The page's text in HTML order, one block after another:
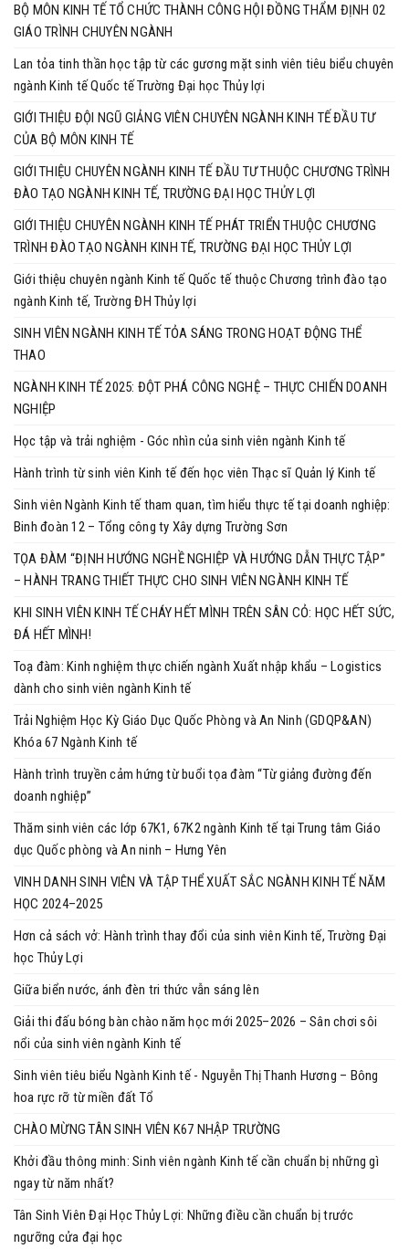
BỘ MÔN KINH TẾ TỔ CHỨC THÀNH CÔNG HỘI ĐỒNG THẨM ĐỊNH 02
GIÁO TRÌNH CHUYÊN NGÀNH
Lan tỏa tinh thần học tập từ các gương mặt sinh viên tiêu biểu chuyên
ngành Kinh tế Quốc tế Trường Đại học Thủy lợi
GIỚI THIỆU ĐỘI NGŨ GIẢNG VIÊN CHUYÊN NGÀNH KINH TẾ ĐẦU TƯ
CỦA BỘ MÔN KINH TẾ
GIỚI THIỆU CHUYÊN NGÀNH KINH TẾ ĐẦU TƯ THUỘC CHƯƠNG TRÌNH
ĐÀO TẠO NGÀNH KINH TẾ, TRƯỜNG ĐẠI HỌC THỦY LỢI
GIỚI THIỆU CHUYÊN NGÀNH KINH TẾ PHÁT TRIỂN THUỘC CHƯƠNG
TRÌNH ĐÀO TẠO NGÀNH KINH TẾ, TRƯỜNG ĐẠI HỌC THỦY LỢI
Giới thiệu chuyên ngành Kinh tế Quốc tế thuộc Chương trình đào tạo
ngành Kinh tế, Trường ĐH Thủy lợi
SINH VIÊN NGÀNH KINH TẾ TỎA SÁNG TRONG HOẠT ĐỘNG THỂ
THAO
NGÀNH KINH TẾ 2025: ĐỘT PHÁ CÔNG NGHỆ – THỰC CHIẾN DOANH
NGHIỆP
Học tập và trải nghiệm - Góc nhìn của sinh viên ngành Kinh tế
Hành trình từ sinh viên Kinh tế đến học viên Thạc sĩ Quản lý Kinh tế
Sinh viên Ngành Kinh tế tham quan, tìm hiểu thực tế tại doanh nghiệp:
Binh đoàn 12 – Tổng công ty Xây dựng Trường Sơn
TỌA ĐÀM “ĐỊNH HƯỚNG NGHỀ NGHIỆP VÀ HƯỚNG DẪN THỰC TẬP”
– HÀNH TRANG THIẾT THỰC CHO SINH VIÊN NGÀNH KINH TẾ
KHI SINH VIÊN KINH TẾ CHÁY HẾT MÌNH TRÊN SÂN CỎ: HỌC HẾT SỨC,
ĐÁ HẾT MÌNH!
Toạ đàm: Kinh nghiệm thực chiến ngành Xuất nhập khẩu – Logistics
dành cho sinh viên ngành Kinh tế
Trải Nghiệm Học Kỳ Giáo Dục Quốc Phòng và An Ninh (GDQP&AN)
Khóa 67 Ngành Kinh tế
Hành trình truyền cảm hứng từ buổi tọa đàm “Từ giảng đường đến
doanh nghiệp”
Thăm sinh viên các lớp 67K1, 67K2 ngành Kinh tế tại Trung tâm Giáo
dục Quốc phòng và An ninh – Hưng Yên
VINH DANH SINH VIÊN VÀ TẬP THỂ XUẤT SẮC NGÀNH KINH TẾ NĂM
HỌC 2024–2025
Hơn cả sách vở: Hành trình thay đổi của sinh viên Kinh tế, Trường Đại
học Thủy Lợi
Giữa biển nước, ánh đèn tri thức vẫn sáng lên
Giải thi đấu bóng bàn chào năm học mới 2025–2026 – Sân chơi sôi
nổi của sinh viên ngành Kinh tế
Sinh viên tiêu biểu Ngành Kinh tế - Nguyễn Thị Thanh Hương – Bông
hoa rực rỡ từ miền đất Tổ
CHÀO MỪNG TÂN SINH VIÊN K67 NHẬP TRƯỜNG
Khởi đầu thông minh: Sinh viên ngành Kinh tế cần chuẩn bị những gì
ngay từ năm nhất?
Tân Sinh Viên Đại Học Thủy Lợi: Những điều cần chuẩn bị trước
ngưỡng cửa đại học